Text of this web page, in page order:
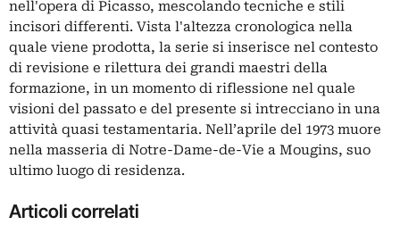
nell'opera di Picasso, mescolando tecniche e stili
incisori differenti. Vista l'altezza cronologica nella
quale viene prodotta, la serie si inserisce nel contesto
di revisione e rilettura dei grandi maestri della
formazione, in un momento di riflessione nel quale
visioni del passato e del presente si intrecciano in una
attività quasi testamentaria. Nell’aprile del 1973 muore
nella masseria di Notre-Dame-de-Vie a Mougins, suo
ultimo luogo di residenza.
Articoli correlati